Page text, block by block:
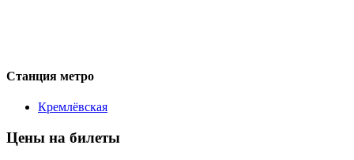
Станция метро
Кремлёвская
Цены на билеты